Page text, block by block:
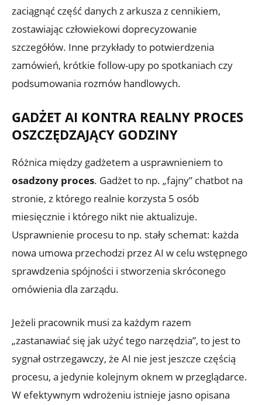
zaciągnąć część danych z arkusza z cennikiem,
zostawiając człowiekowi doprecyzowanie
szczegółów. Inne przykłady to potwierdzenia
zamówień, krótkie follow-upy po spotkaniach czy
podsumowania rozmów handlowych.
GADŻET AI KONTRA REALNY PROCES
OSZCZĘDZAJĄCY GODZINY
Różnica między gadżetem a usprawnieniem to
osadzony proces. Gadżet to np. „fajny” chatbot na
stronie, z którego realnie korzysta 5 osób
miesięcznie i którego nikt nie aktualizuje.
Usprawnienie procesu to np. stały schemat: każda
nowa umowa przechodzi przez AI w celu wstępnego
sprawdzenia spójności i stworzenia skróconego
omówienia dla zarządu.
Jeżeli pracownik musi za każdym razem
„zastanawiać się jak użyć tego narzędzia”, to jest to
sygnał ostrzegawczy, że AI nie jest jeszcze częścią
procesu, a jedynie kolejnym oknem w przeglądarce.
W efektywnym wdrożeniu istnieje jasno opisana